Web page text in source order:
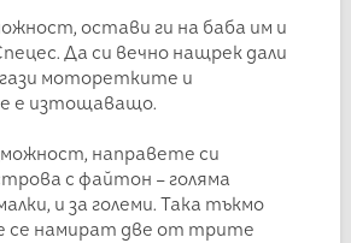
остави ги на баба им и
Да си вечно нащрек дали
моторетките и
е изтощаващо.
направете си
с файтон – голяма
и за големи. Така тъкмо
се намират две от трите